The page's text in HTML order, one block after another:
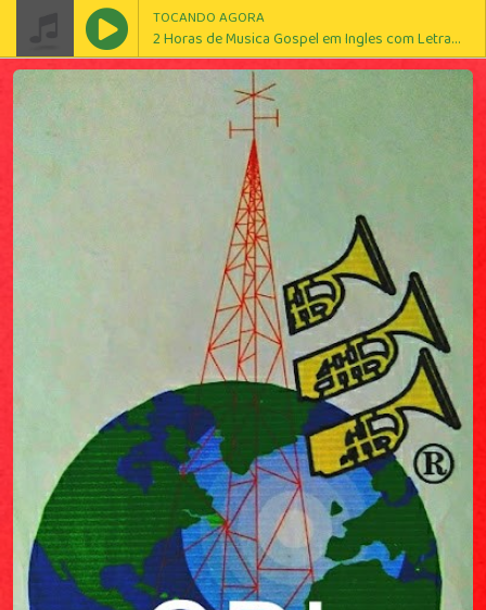
TOCANDO AGORA
2 Horas de Musica Gospel em Ingles com Letra AS MAIS TOCADAS NA AMERICA